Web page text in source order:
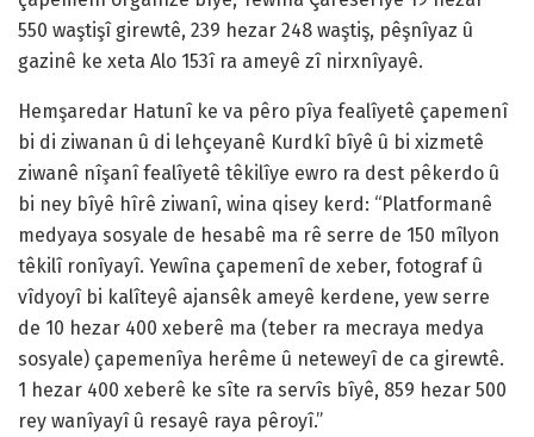
550 waştişî girewtê, 239 hezar 248 waştiş, pêşnîyaz û
gazinê ke xeta Alo 153î ra ameyê zî nirxnîyayê.
Hemşaredar Hatunî ke va pêro pîya fealîyetê çapemenî
bi di ziwanan û di lehçeyanê Kurdkî bîyê û bi xizmetê
ziwanê nîşanî fealîyetê têkilîye ewro ra dest pêkerdo û
bi ney bîyê hîrê ziwanî, wina qisey kerd: “Platformanê
medyaya sosyale de hesabê ma rê serre de 150 mîlyon
têkilî ronîyayî. Yewîna çapemenî de xeber, fotograf û
vîdyoyî bi kalîteyê ajansêk ameyê kerdene, yew serre
de 10 hezar 400 xeberê ma (teber ra mecraya medya
sosyale) çapemenîya herême û neteweyî de ca girewtê.
1 hezar 400 xeberê ke sîte ra servîs bîyê, 859 hezar 500
rey wanîyayî û resayê raya pêroyî.”